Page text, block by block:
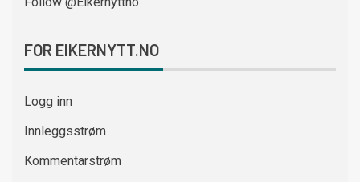
FOR EIKERNYTT.NO
Logg inn
Innleggsstrøm
Kommentarstrøm